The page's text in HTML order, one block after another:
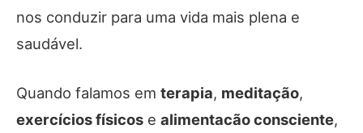
nos conduzir para uma vida mais plena e
saudável.
Quando falamos em terapia, meditação,
exercícios físicos e alimentacão consciente,